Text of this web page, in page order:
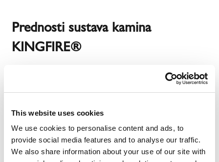
This website uses cookies
We use cookies to personalise content and ads, to
provide social media features and to analyse our traffic.
We also share information about your use of our site with
Prednosti sustava kamina
KINGFIRE®